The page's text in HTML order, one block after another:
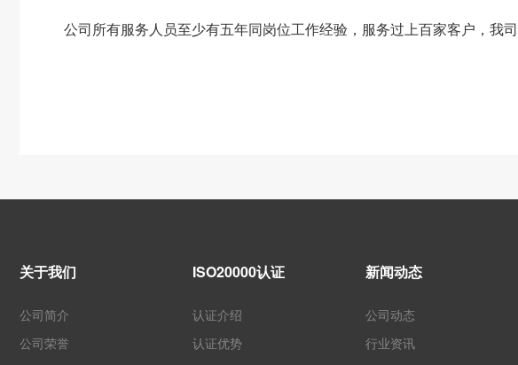
公司所有服务人员至少有五年同岗位工作经验，服务过上百家客户，我司
关于我们
公司简介
公司荣誉
ISO20000认证
认证介绍
认证优势
新闻动态
公司动态
行业资讯